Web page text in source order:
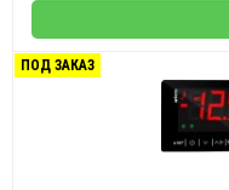
ПОД ЗАКАЗ